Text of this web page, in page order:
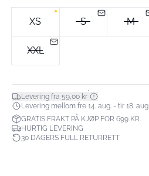
XS S M
XXL
Levering fra 59,00 kr*
Levering mellom fre 14. aug. - tir 18. aug.
GRATIS FRAKT PÅ KJØP FOR 699 KR.
HURTIG LEVERING
30 DAGERS FULL RETURRETT